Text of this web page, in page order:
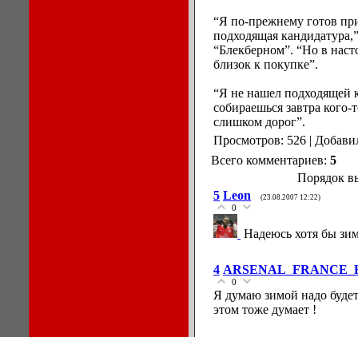
“Я по-прежнему готов
подходящая
“Блекберном”. “Но в
близок к покупке”.
“Я не нашел подходящей
собираешься завтра
слишком дорог”.
Просмотров: 526 |
Всего комментариев: 5
Порядок
5 Leon (23.08.2007 12:22)
0
Надеюсь хотя бы
4
0
Я думаю зимой надо
этом тоже думает !